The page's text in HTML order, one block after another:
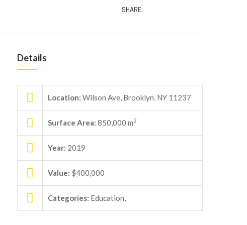
SHARE:
Details
Location: Wilson Ave, Brooklyn, NY 11237
Surface Area: 850,000 m2
Year: 2019
Value: $400,000
Categories: Education,